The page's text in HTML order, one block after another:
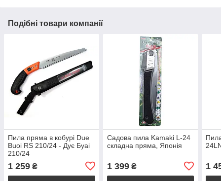
Подібні товари компанії
Пила пряма в кобурі Due
Buoi RS 210/24 - Дує Буаі
210/24
1 259 ₴
Садова пила Kamaki L-24
складна пряма, Японія
1 399₴ 1